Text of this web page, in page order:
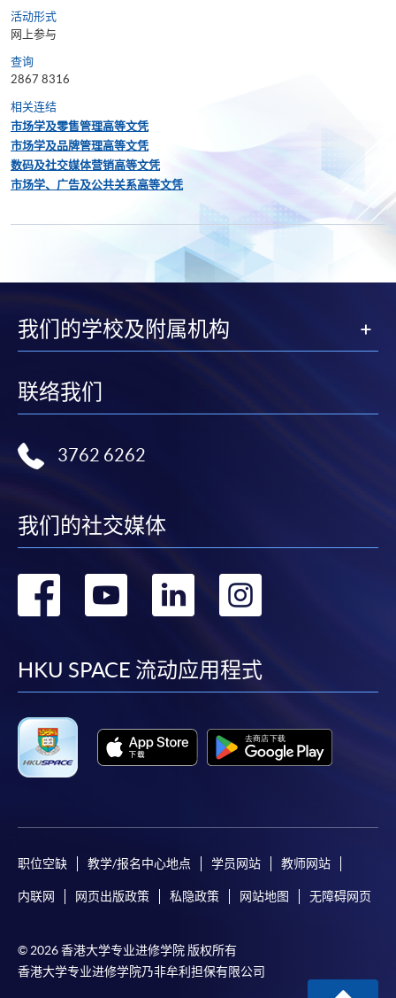
活动形式
网上参与
查询
2867 8316
相关连结
市场学及零售管理高等文凭
市场学及品牌管理高等文凭
数码及社交媒体营销高等文凭
市场学、广告及公共关系高等文凭
我们的学校及附属机构
联络我们
3762 6262
我们的社交媒体
转
facebook
转
youtube
转
linkedin
转
HKU SPACE 流动应用程式
职位空缺 教学/报名中心地点 学员网站 教师网站
内联网 网页出版政策 私隐政策 网站地图 无障碍网页
© 2026 香港大学专业进修学院 版权所有
香港大学专业进修学院乃非牟利担保有限公司